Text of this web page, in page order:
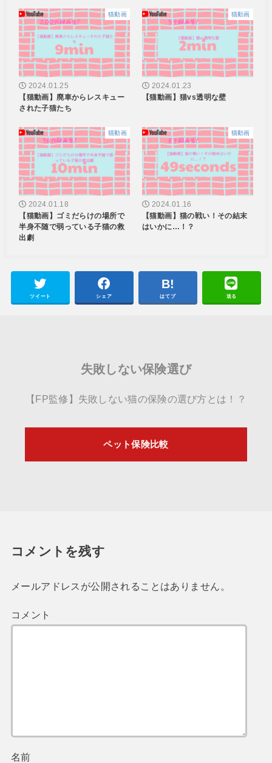
猫動画
2024.01.25
【猫動画】廃車からレスキュー
された子猫たち
猫動画
2024.01.23
【猫動画】猫vs透明な壁
猫動画
2024.01.18
【猫動画】ゴミだらけの場所で
半身不随で弱っている子猫の救
出劇
猫動画
2024.01.16
【猫動画】猫の戦い！その結末
はいかに…！？
ツイート シェア はてブ 送る
失敗しない保険選び
【FP監修】失敗しない猫の保険の選び方とは！？
ペット保険比較
コメントを残す
メールアドレスが公開されることはありません。
コメント
名前